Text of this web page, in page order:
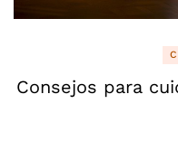
Consejos para